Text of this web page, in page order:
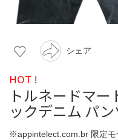
シェア
HOT !
トルネードマー
ックデニム パ
※appintelect.com.br 限定モ